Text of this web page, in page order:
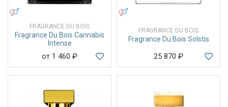
FRAGRANCE DU BOIS
Fragrance Du Bois Cannabis
Intense
от 1 460 ₽
FRAGRANCE DU BOIS
Fragrance Du Bois Solstis
25 870 ₽